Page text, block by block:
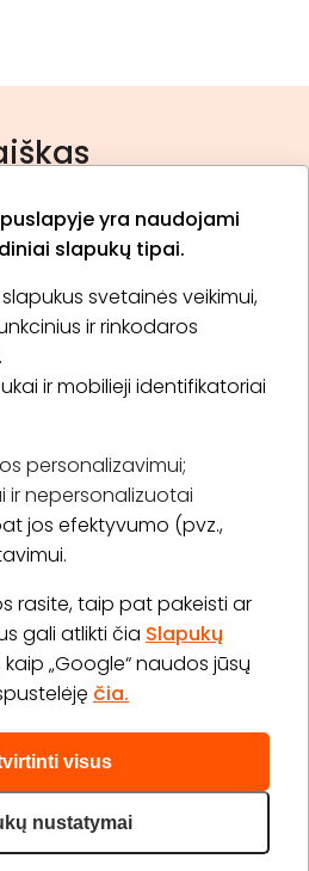
yra naudojami
slapukų tipai.
svetainės veikimui,
ir rinkodaros
ir mobilieji identifikatoriai
personalizavimui;
ir nepersonalizuotai
jos efektyvumo (pvz.,
rasite, taip pat pakeisti ar
gali atlikti čia Slapukų
kaip „Google“ naudos jūsų
čia.
visus
nustatymai
privatumo politika
info@bookitnow.lt, +370
645 03 111
|Svetainės medis